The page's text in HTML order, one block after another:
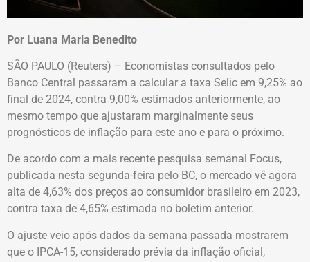
Por Luana Maria Benedito
SÃO PAULO (Reuters) – Economistas consultados pelo
Banco Central passaram a calcular a taxa Selic em 9,25% ao
final de 2024, contra 9,00% estimados anteriormente, ao
mesmo tempo que ajustaram marginalmente seus
prognósticos de inflação para este ano e para o próximo.
De acordo com a mais recente pesquisa semanal Focus,
publicada nesta segunda-feira pelo BC, o mercado vê agora
alta de 4,63% dos preços ao consumidor brasileiro em 2023,
contra taxa de 4,65% estimada no boletim anterior.
O ajuste veio após dados da semana passada mostrarem
que o IPCA-15, considerado prévia da inflação oficial,